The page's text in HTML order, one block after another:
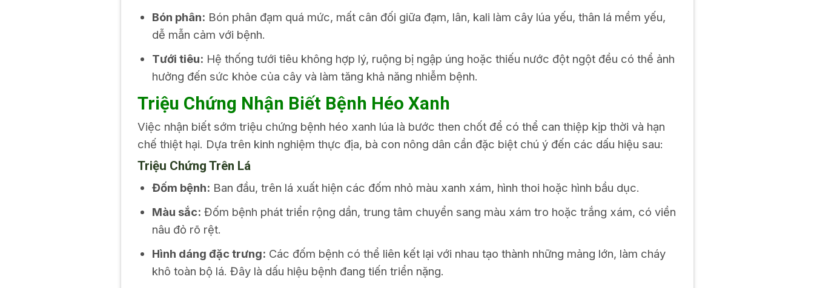
Bón phân: Bón phân đạm quá mức, mất cân đối giữa đạm, lân, kali làm cây lúa yếu, thân lá mềm yếu,
dễ mẫn cảm với bệnh.
Tưới tiêu: Hệ thống tưới tiêu không hợp lý, ruộng bị ngập úng hoặc thiếu nước đột ngột đều có thể ảnh
hưởng đến sức khỏe của cây và làm tăng khả năng nhiễm bệnh.
Triệu Chứng Nhận Biết Bệnh Héo Xanh
Việc nhận biết sớm triệu chứng bệnh héo xanh lúa là bước then chốt để có thể can thiệp kịp thời và hạn
chế thiệt hại. Dựa trên kinh nghiệm thực địa, bà con nông dân cần đặc biệt chú ý đến các dấu hiệu sau:
Triệu Chứng Trên Lá
Đốm bệnh: Ban đầu, trên lá xuất hiện các đốm nhỏ màu xanh xám, hình thoi hoặc hình bầu dục.
Màu sắc: Đốm bệnh phát triển rộng dần, trung tâm chuyển sang màu xám tro hoặc trắng xám, có viền
nâu đỏ rõ rệt.
Hình dáng đặc trưng: Các đốm bệnh có thể liên kết lại với nhau tạo thành những mảng lớn, làm cháy
khô toàn bộ lá. Đây là dấu hiệu bệnh đang tiến triển nặng.